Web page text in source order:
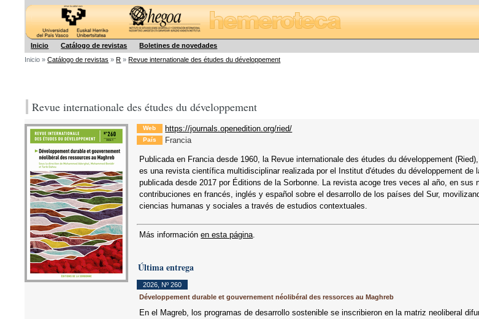
Inicio Catálogo de revistas Boletines de novedades
Inicio »Catálogo de revistas »R »Revue internationale des études du développement
Revue internationale des études du développement
Web https://journals.openedition.org/ried/
País Francia
Publicada en Francia desde 1960, la Revue internationale des études du développement
es una revista científica multidisciplinar realizada por el Institut d'études du développement de
publicada desde 2017 por Éditions de la Sorbonne. La revista acoge tres veces al año, en sus
contribuciones en francés, inglés y español sobre el desarrollo de los países del Sur,
ciencias humanas y sociales a través de estudios contextuales.
Más informaciónen esta página.
Última entrega
2026 Nº 260
Développement durable et gouvernement néolibéral des ressorces au Maghreb
En el Magreb, los programas de desarrollo sostenible se inscribieron en la matriz neoliberal